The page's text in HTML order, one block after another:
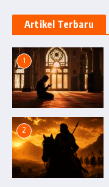
Artikel Terbaru
1
2